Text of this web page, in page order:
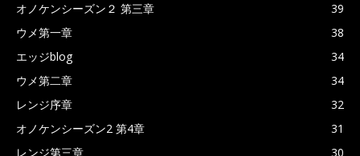
オノケンシーズン２ 第三章
39
ウメ第一章
38
エッジblog
34
ウメ第二章
34
レンジ序章
32
オノケンシーズン2 第4章
31
レンジ第三章
30